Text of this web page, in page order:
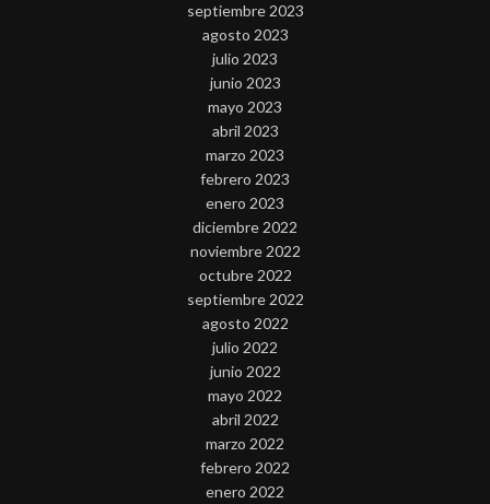
septiembre 2023
agosto 2023
julio 2023
junio 2023
mayo 2023
abril 2023
marzo 2023
febrero 2023
enero 2023
diciembre 2022
noviembre 2022
octubre 2022
septiembre 2022
agosto 2022
julio 2022
junio 2022
mayo 2022
abril 2022
marzo 2022
febrero 2022
enero 2022